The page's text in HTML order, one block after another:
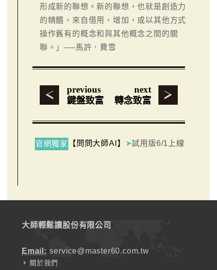
形成新的聯想。新的聯想，也就是創造力
的精髓，來自借用、增加，或以其他方式
操作舊有的概念和與其他概念之間的關
聯。」──馬許．費雪
previous
鍵盤致富
next
轉念致富
官網獨家 【問問大師AI】 ➤試用版6/1上線
大師輕鬆讀股份有限公司
Email: service@master60.com.tw
關於我們